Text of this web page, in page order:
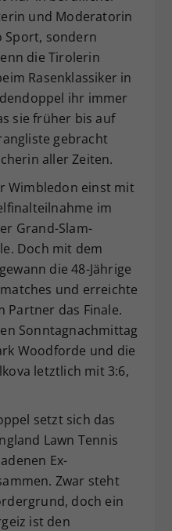
und Moderatorin
Sport, sondern
die Tirolerin
Rasenklassiker in
ihr immer
sie früher bis auf
gebracht
aller Zeiten.
Wimbledon einst mit
im
Grand-Slam-
Doch mit dem
die 48-Jährige
und erreichte
Partner das Finale.
Sonntagnachmittag
Woodforde und die
letztlich mit 3:6,
setzt sich das
Lawn Tennis
Ex-
Zwar steht
doch ein
ist den
Ihre Consent-
Unter anderem eine
ID, für die
Ihrer
dies eingestellt